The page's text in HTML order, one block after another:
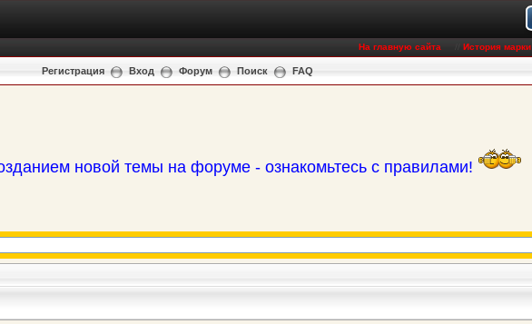
На главную сайта История марки
Регистрация Вход Форум Поиск FAQ
новой темы на форуме - ознакомьтесь с правилами!